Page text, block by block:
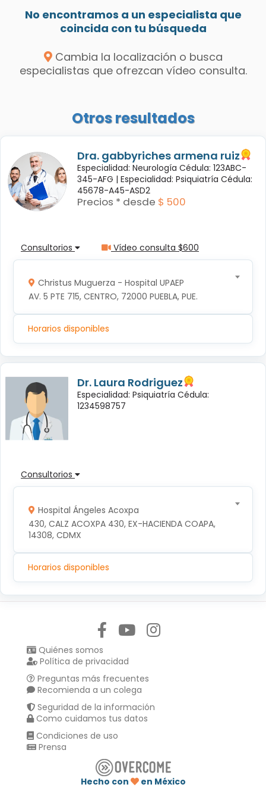
No encontramos a un especialista que
coincida con tu búsqueda
Cambia la localización o busca
especialistas que ofrezcan vídeo consulta.
Otros resultados
Dra. gabbyriches armena ruiz
Especialidad: Neurología Cédula: 123ABC-
345-AFG | Especialidad: Psiquiatría Cédula:
45678-A45-ASD2
Precios * desde $ 500
Consultorios Vídeo consulta $600
Christus Muguerza - Hospital UPAEP
AV. 5 PTE 715, CENTRO, 72000 PUEBLA, PUE.
Horarios disponibles
Dr. Laura Rodriguez
Especialidad: Psiquiatría Cédula:
1234598757
Consultorios
Hospital Ángeles Acoxpa
430, CALZ ACOXPA 430, EX-HACIENDA COAPA,
14308, CDMX
Horarios disponibles
Quiénes somos
Política de privacidad
Preguntas más frecuentes
Recomienda a un colega
Seguridad de la información
Como cuidamos tus datos
Condiciones de uso
Prensa
Hecho con
en México